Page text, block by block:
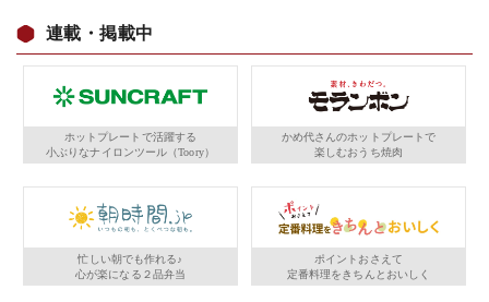
連載・掲載中
ホットプレートで活躍する
小ぶりなナイロンツール（Toory）
かめ代さんのホットプレートで
楽しむおうち焼肉
忙しい朝でも作れる♪
心が楽になる２品弁当
ポイントおさえて
定番料理をきちんとおいしく